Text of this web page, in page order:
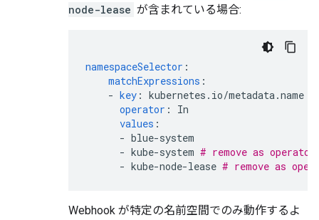
node-lease が含まれている場合:
namespaceSelector :
matchExpressions :
- key : kubernetes.io/metadata.name
operator :
In
values :
- blue-system
- kube-system # remove as
- kube-node-lease # remove as
Webhook が特定の名前空間でのみ動作するよ